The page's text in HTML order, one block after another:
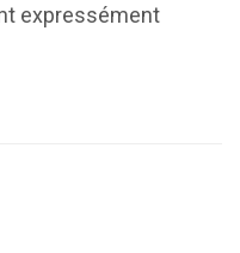
expressément